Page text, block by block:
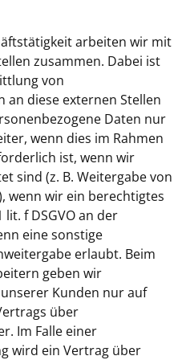
arbeiten wir mit
zusammen. Dabei ist
von
an diese externen Stellen
Daten nur
wenn dies im Rahmen
ist, wenn wir
sind (z. B. Weitergabe von
wenn wir ein berechtigtes
lit. f DSGVO an der
eine sonstige
erlaubt. Beim
geben wir
Kunden nur auf
über
Im Falle einer
wird ein Vertrag über